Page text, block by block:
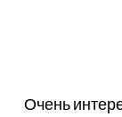
Очень